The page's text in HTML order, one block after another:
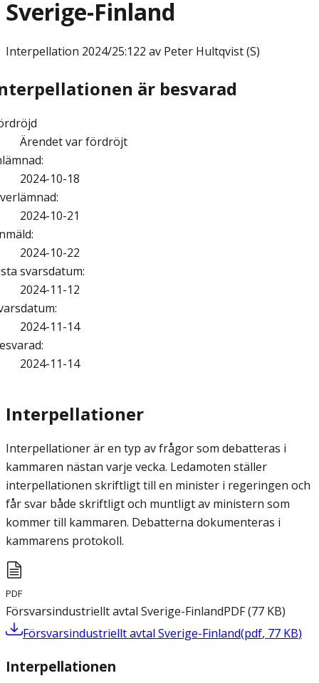
Sverige-Finland
Interpellation 2024/25:122 av Peter Hultqvist (S)
är besvarad
Ärendet var fördröjt
:
2024-10-18
:
2024-10-21
:
2024-10-22
svarsdatum:
2024-11-12
:
2024-11-14
:
2024-11-14
Interpellationer
Interpellationer är en typ av frågor som debatteras i
kammaren nästan varje vecka. Ledamoten ställer
interpellationen skriftligt till en minister i regeringen och
får svar både skriftligt och muntligt av ministern som
kommer till kammaren. Debatterna dokumenteras i
kammarens protokoll.
PDF
Försvarsindustriellt avtal Sverige-FinlandPDF(77 KB)
Försvarsindustriellt avtal Sverige-Finland(pdf, 77 KB)
Interpellationen